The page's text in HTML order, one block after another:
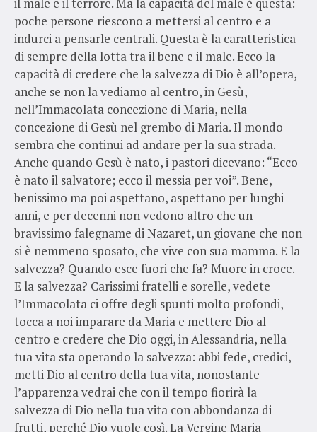
poche persone riescono a mettersi al centro e a
indurci a pensarle centrali. Questa è la caratteristica
di sempre della lotta tra il bene e il male. Ecco la
capacità di credere che la salvezza di Dio è all’opera,
anche se non la vediamo al centro, in Gesù,
nell’Immacolata concezione di Maria, nella
concezione di Gesù nel grembo di Maria. Il mondo
sembra che continui ad andare per la sua strada.
Anche quando Gesù è nato, i pastori dicevano: “Ecco
è nato il salvatore; ecco il messia per voi”. Bene,
benissimo ma poi aspettano, aspettano per lunghi
anni, e per decenni non vedono altro che un
bravissimo falegname di Nazaret, un giovane che non
si è nemmeno sposato, che vive con sua mamma. E la
salvezza? Quando esce fuori che fa? Muore in croce.
E la salvezza? Carissimi fratelli e sorelle, vedete
l’Immacolata ci offre degli spunti molto profondi,
tocca a noi imparare da Maria e mettere Dio al
centro e credere che Dio oggi, in Alessandria, nella
tua vita sta operando la salvezza: abbi fede, credici,
metti Dio al centro della tua vita, nonostante
l’apparenza vedrai che con il tempo fiorirà la
salvezza di Dio nella tua vita con abbondanza di
frutti, perché Dio vuole così. La Vergine Maria